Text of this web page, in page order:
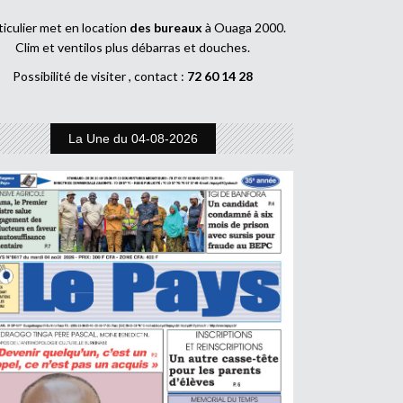
met en location des bureaux à Ouaga 2000.
Clim et ventilos plus débarras et douches.
Possibilité de visiter , contact : 72 60 14 28
La Une du 04-08-2026